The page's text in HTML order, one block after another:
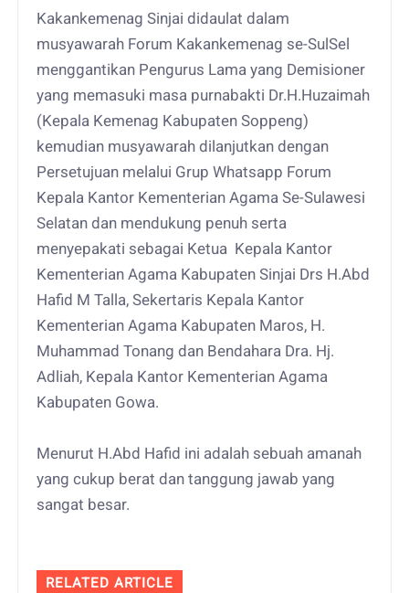
Kakankemenag Sinjai didaulat dalam
musyawarah Forum Kakankemenag se-SulSel
menggantikan Pengurus Lama yang Demisioner
yang memasuki masa purnabakti Dr.H.Huzaimah
(Kepala Kemenag Kabupaten Soppeng)
kemudian musyawarah dilanjutkan dengan
Persetujuan melalui Grup Whatsapp Forum
Kepala Kantor Kementerian Agama Se-Sulawesi
Selatan dan mendukung penuh serta
menyepakati sebagai Ketua Kepala Kantor
Kementerian Agama Kabupaten Sinjai Drs H.Abd
Hafid M Talla, Sekertaris Kepala Kantor
Kementerian Agama Kabupaten Maros, H.
Muhammad Tonang dan Bendahara Dra. Hj.
Adliah, Kepala Kantor Kementerian Agama
Kabupaten Gowa.
Menurut H.Abd Hafid ini adalah sebuah amanah
yang cukup berat dan tanggung jawab yang
sangat besar.
RELATED ARTICLE